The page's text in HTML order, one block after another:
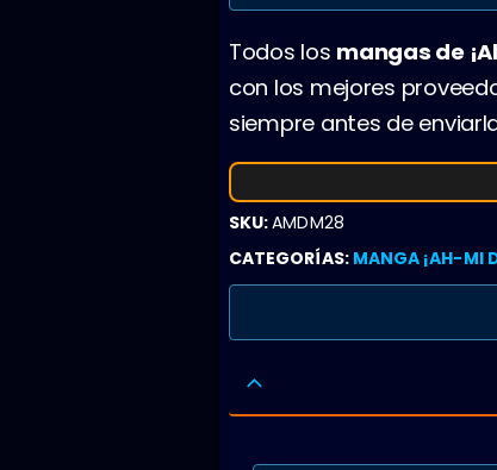
Todos los mangas de
con los mejores
siempre antes de
SKU:AMDM28
CATEGORÍAS: MANGA ¡AH-MI